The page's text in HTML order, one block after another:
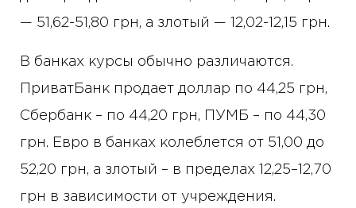
— 51,62-51,80 грн, а злотый — 12,02-12,15 грн.
В банках курсы обычно различаются.
ПриватБанк продает доллар по 44,25 грн,
Сбербанк – по 44,20 грн, ПУМБ – по 44,30
грн. Евро в банках колеблется от 51,00 до
52,20 грн, а злотый – в пределах 12,25–12,70
грн в зависимости от учреждения.